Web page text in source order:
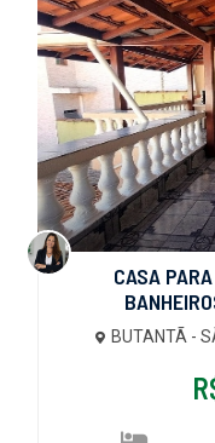
CASA
BUTANTÃ -